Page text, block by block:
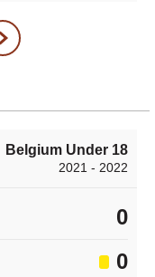
Belgium Under 18
2021 - 2022
0
0